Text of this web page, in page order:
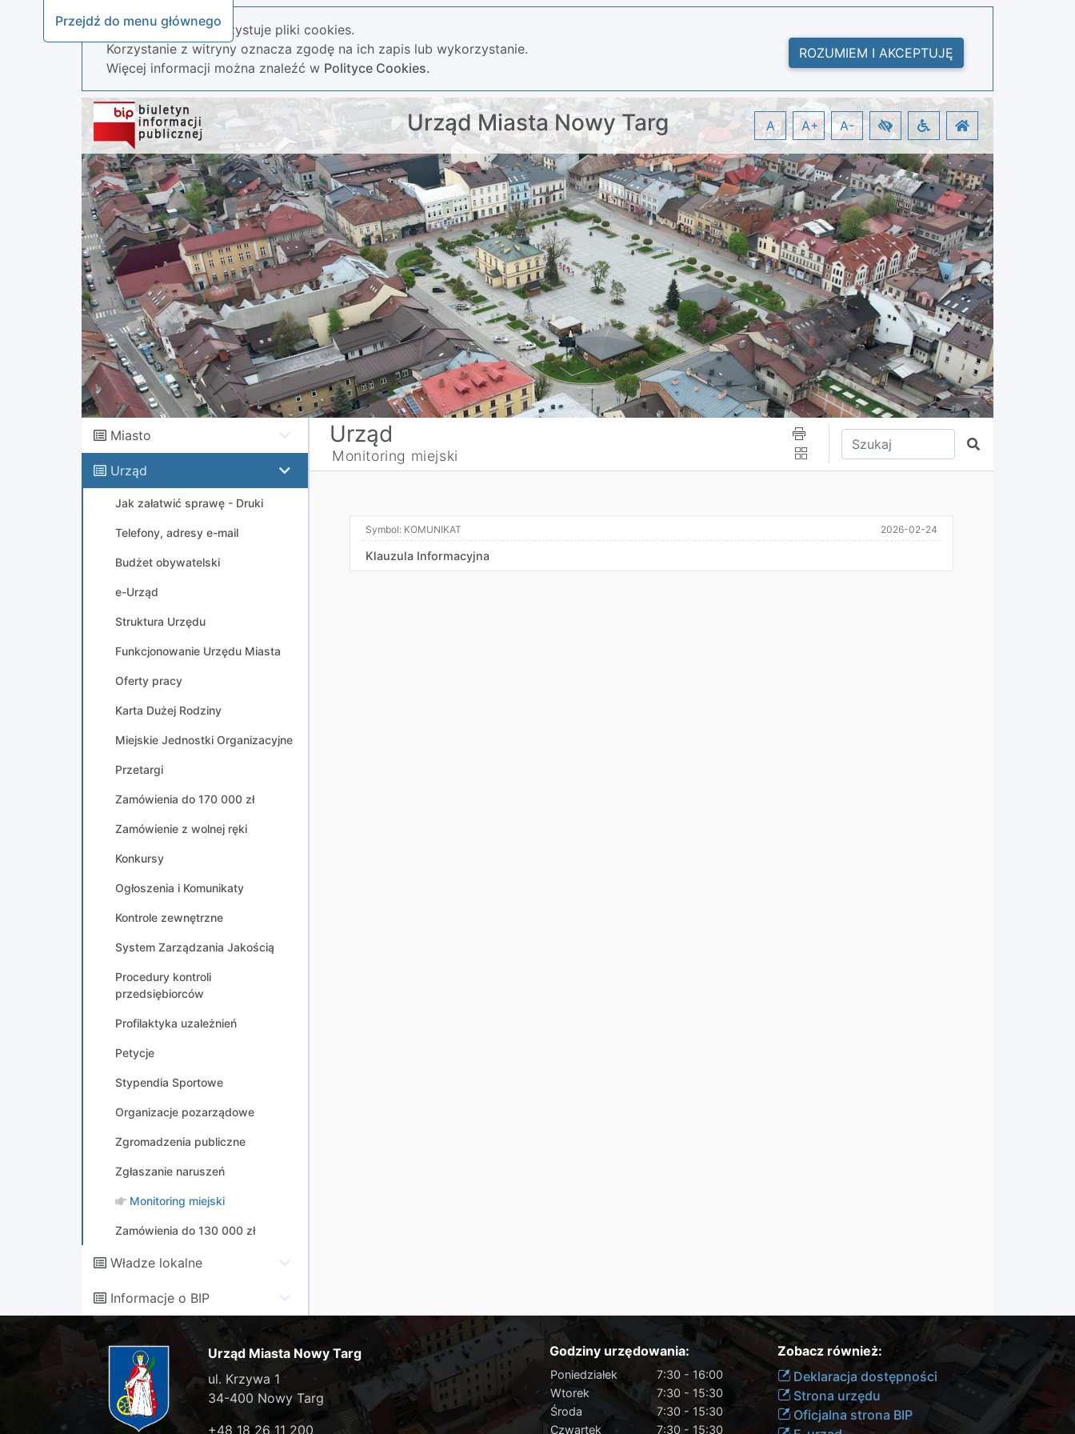
Przejdź do menu głównego
Nasza strona wykorzystuje pliki cookies.
Korzystanie z witryny oznacza zgodę na ich zapis lub wykorzystanie.
Więcej informacji można znaleźć w Polityce Cookies.
ROZUMIEM I AKCEPTUJĘ
Urząd Miasta Nowy Targ A A+ A-
Miasto
Urząd
Jak załatwić sprawę - Druki
Telefony, adresy e-mail
Budżet obywatelski
e-Urząd
Struktura Urzędu
Funkcjonowanie Urzędu Miasta
Oferty pracy
Karta Dużej Rodziny
Miejskie Jednostki Organizacyjne
Przetargi
Zamówienia do 170 000 zł
Zamówienie z wolnej ręki
Konkursy
Ogłoszenia i Komunikaty
Kontrole zewnętrzne
System Zarządzania Jakością
Procedury kontroli
przedsiębiorców
Profilaktyka uzależnień
Petycje
Stypendia Sportowe
Organizacje pozarządowe
Zgromadzenia publiczne
Zgłaszanie naruszeń
Monitoring miejski
Zamówienia do 130 000 zł
Władze lokalne
Informacje o BIP
Urząd
Monitoring miejski
Wpisz tekst do wyszukania
Szukaj
Symbol: KOMUNIKAT 2026-02-24
Klauzula Informacyjna
Urząd Miasta Nowy Targ
ul. Krzywa 1
34-400 Nowy Targ
+48 18 26 11 200
Godziny urzędowania:
Poniedziałek
7:30 - 16:00
Wtorek
7:30 - 15:30
Środa
7:30 - 15:30
Czwartek
7:30 - 15:30
Zobacz również:
Deklaracja dostępności
Strona urzędu
Oficjalna strona BIP